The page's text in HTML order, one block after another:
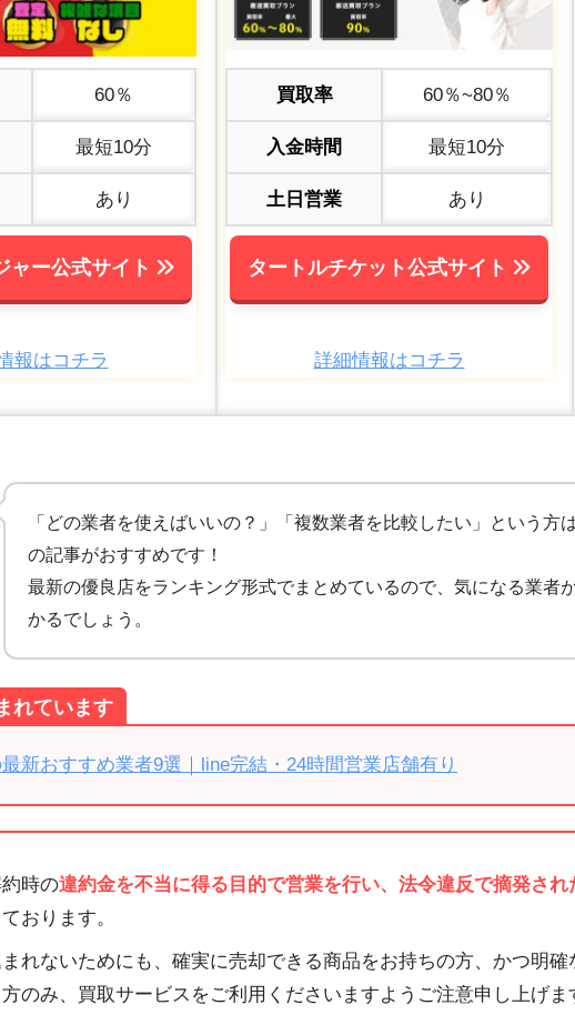
60％
最短10分
あり
ャー公式サイト
報はコチラ
買取率 60％~80％
入金時間 最短10分
土日営業 あり
タートルチケット公式サイト
詳細情報はコチラ
「どの業者を使えばいいの？」「複数業者を比較したい」という方
の記事がおすすめです！
最新の優良店をランキング形式でまとめているので、気になる業者
かるでしょう。
れています
新おすすめ業者9選｜line完結・24時間営業店舗有り
時の違約金を不当に得る目的で営業を行い、法令違反で摘発され
おります。
れないためにも、確実に売却できる商品をお持ちの方、かつ明確
のみ、買取サービスをご利用くださいますようご注意申し上げま